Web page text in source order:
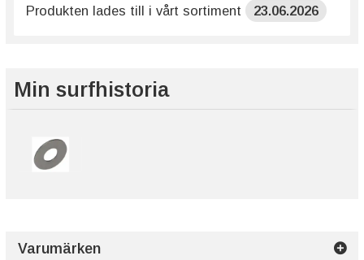
Varumärken
Produkten lades till i vårt sortiment 23.06.2026
Min surfhistoria